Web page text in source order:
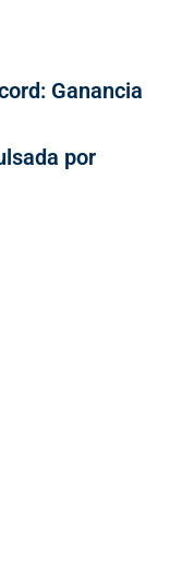
Ganancia
por